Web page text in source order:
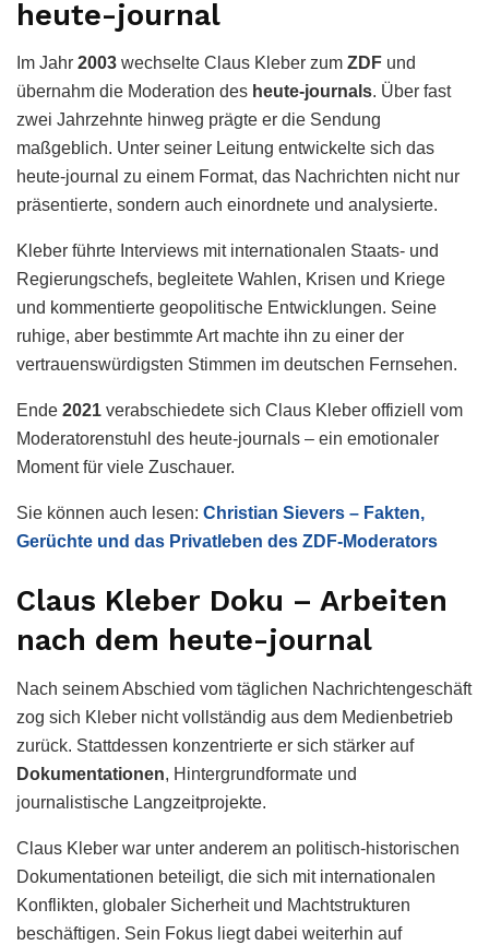
heute-journal
Im Jahr 2003 wechselte Claus Kleber zum ZDF und
übernahm die Moderation des heute-journals. Über fast
zwei Jahrzehnte hinweg prägte er die Sendung
maßgeblich. Unter seiner Leitung entwickelte sich das
heute-journal zu einem Format, das Nachrichten nicht nur
präsentierte, sondern auch einordnete und analysierte.
Kleber führte Interviews mit internationalen Staats- und
Regierungschefs, begleitete Wahlen, Krisen und Kriege
und kommentierte geopolitische Entwicklungen. Seine
ruhige, aber bestimmte Art machte ihn zu einer der
vertrauenswürdigsten Stimmen im deutschen Fernsehen.
Ende 2021 verabschiedete sich Claus Kleber offiziell vom
Moderatorenstuhl des heute-journals – ein emotionaler
Moment für viele Zuschauer.
Sie können auch lesen: Christian Sievers – Fakten,
Gerüchte und das Privatleben des ZDF-Moderators
Claus Kleber Doku – Arbeiten
nach dem heute-journal
Nach seinem Abschied vom täglichen Nachrichtengeschäft
zog sich Kleber nicht vollständig aus dem Medienbetrieb
zurück. Stattdessen konzentrierte er sich stärker auf
Dokumentationen, Hintergrundformate und
journalistische Langzeitprojekte.
Claus Kleber war unter anderem an politisch-historischen
Dokumentationen beteiligt, die sich mit internationalen
Konflikten, globaler Sicherheit und Machtstrukturen
beschäftigen. Sein Fokus liegt dabei weiterhin auf